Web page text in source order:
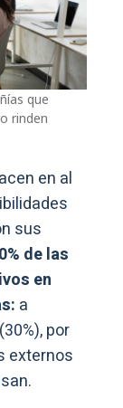
que
rinden
en al
sus
de las
en
a
por
externos